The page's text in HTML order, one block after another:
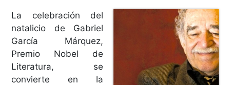
La celebración del
natalicio de Gabriel
García Márquez,
Premio Nobel de
Literatura, se
convierte en la